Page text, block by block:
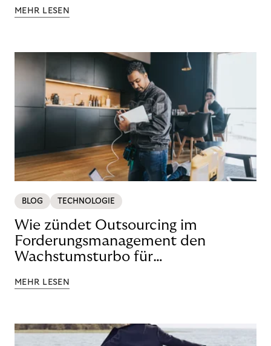
MEHR LESEN
BLOG TECHNOLOGIE
Wie zündet Outsourcing im
Forderungsmanagement den
Wachstumsturbo für
MEHR LESEN